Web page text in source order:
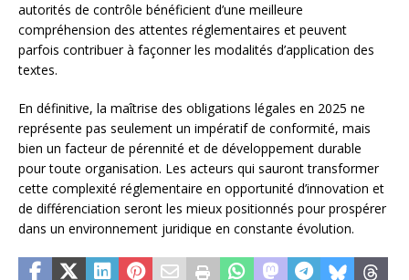
autorités de contrôle bénéficient d’une meilleure
compréhension des attentes réglementaires et peuvent
parfois contribuer à façonner les modalités d’application des
textes.
En définitive, la maîtrise des obligations légales en 2025 ne
représente pas seulement un impératif de conformité, mais
bien un facteur de pérennité et de développement durable
pour toute organisation. Les acteurs qui sauront transformer
cette complexité réglementaire en opportunité d’innovation et
de différenciation seront les mieux positionnés pour prospérer
dans un environnement juridique en constante évolution.